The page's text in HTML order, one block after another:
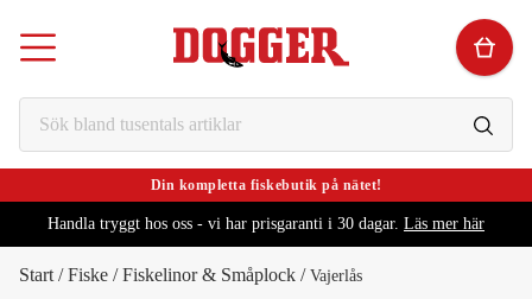
Din kompletta fiskebutik på nätet!
Handla tryggt hos oss - vi har prisgaranti i 30 dagar. Läs mer här
Start /Fiske /Fiskelinor & Småplock / Vajerlås